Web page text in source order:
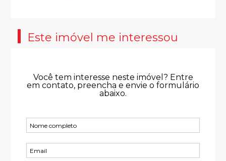
Este imóvel me interessou
Você tem interesse neste imóvel? Entre
em contato, preencha e envie o formulário
abaixo.